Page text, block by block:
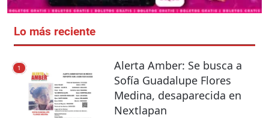
Lo más reciente
1
Alerta Amber: Se busca a
Sofía Guadalupe Flores
Medina, desaparecida en
Nextlapan